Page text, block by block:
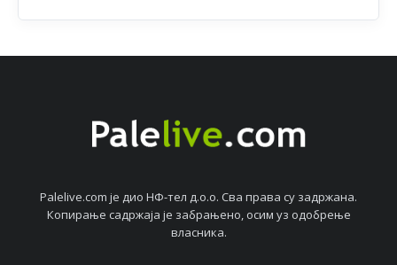
Palelive.com јe дио НФ-тeл д.о.о. Сва права су задржана.
Копирањe садржаја јe забрањeно, осим уз одобрeњe
власника.